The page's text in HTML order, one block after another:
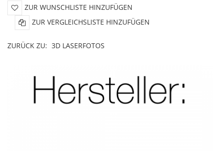
ZUR WUNSCHLISTE HINZUFÜGEN
ZUR VERGLEICHSLISTE HINZUFÜGEN
ZURÜCK ZU: 3D LASERFOTOS